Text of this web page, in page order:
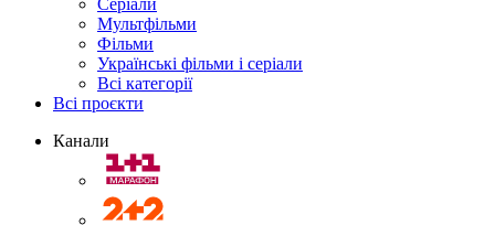
Серіали
Мультфільми
Фільми
Українські фільми і серіали
Всі категорії
Всі проєкти
Канали